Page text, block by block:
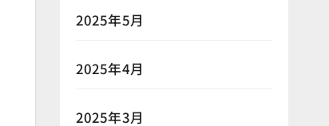
2025年5月
2025年4月
2025年3月